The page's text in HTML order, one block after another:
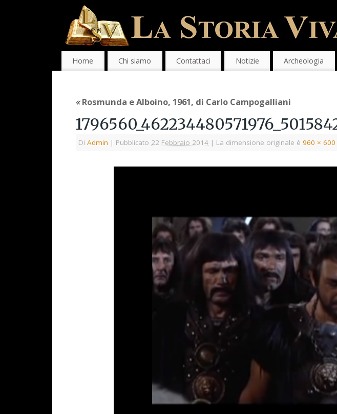
Home Chi siamo Contattaci Notizie Archeologia
«Rosmunda e Alboino, 1961, di Carlo Campogalliani
Di Admin | Pubblicato 22 Febbraio 2014 | La dimensione originale è 960 × 600